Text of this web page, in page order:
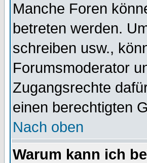
Manche Foren
betreten werden.
schreiben usw.,
Forumsmoderator
Zugangsrechte
einen berechtigten
Nach oben
Warum kann ich